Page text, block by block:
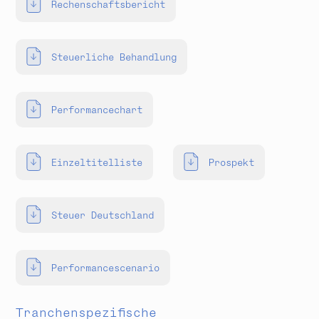
Rechenschaftsbericht
Steuerliche Behandlung
Performancechart
Einzeltitelliste Prospekt
Steuer Deutschland
Performancescenario
Tranchenspezifische